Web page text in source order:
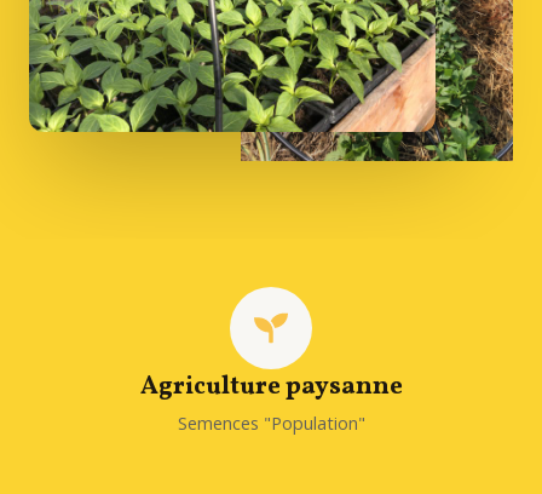
Agriculture paysanne
Semences "Population"